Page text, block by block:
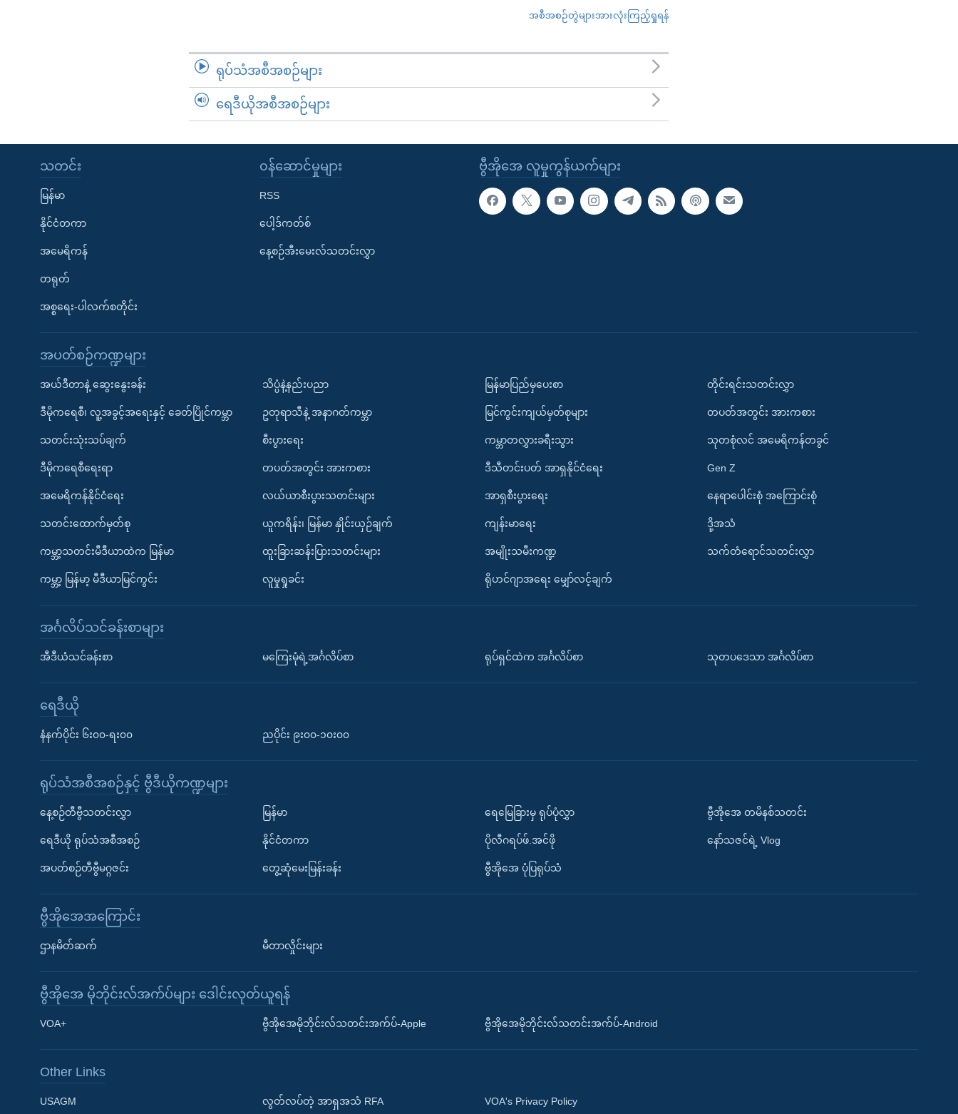
Learning English
အစီအစဉ်တွဲများအားလုံးကြည့်ရှုရန်
ရုပ်သံအစီအစဉ်များ
ရေဒီယိုအစီအစဉ်များ
ဗွီအိုအေ လူမှုကွန်ယက်များ
သတင်း
မြန်မာ
နိုင်ငံတကာ
အမေရိကန်
တရုတ်
အစ္စရေး-ပါလက်စတိုင်း
၀န်ဆောင်မှုများ
RSS
ပေါ့ဒ်ကတ်စ်
နေ့စဉ်အီးမေးလ်သတင်းလွှာ
အပတ်စဉ်ကဏ္ဍများ
အယ်ဒီတာနဲ့ ဆွေးနွေးခန်း
ဒီမိုကရေစီ၊ လူ့အခွင့်အရေးနှင့် ခေတ်ပြိုင်ကမ္ဘာ
သတင်းသုံးသပ်ချက်
ဒီမိုကရေစီရေးရာ
အမေရိကန်နိုင်ငံရေး
သတင်းထောက်မှတ်စု
ကမ္ဘာ့သတင်းမီဒီယာထဲက မြန်မာ
ကမ္ဘာ့ မြန်မာ့ မီဒီယာမြင်ကွင်း
သိပ္ပံနဲ့နည်းပညာ
ဥတုရာသီနဲ့ အနာဂတ်ကမ္ဘာ
စီးပွားရေး
တပတ်အတွင်း အားကစား
လယ်ယာစီးပွားသတင်းများ
ယူကရိန်း၊ မြန်မာ နှိုင်းယှဉ်ချက်
ထူးခြားဆန်းပြားသတင်းများ
လူမှုရှုခင်း
မြန်မာပြည်မှပေးစာ
မြင်ကွင်းကျယ်မှတ်စုများ
ကမ္ဘာတလွှားခရီးသွား
ဒီသီတင်းပတ် အာရှနိုင်ငံရေး
အာရှစီးပွားရေး
ကျန်းမာရေး
အမျိုးသမီးကဏ္ဍ
ရိုဟင်ဂျာအရေး မျှော်လင့်ချက်
တိုင်းရင်းသတင်းလွှာ
တပတ်အတွင်း အားကစား
သုတစုံလင် အမေရိကန်တခွင်
Gen Z
နေရာပေါင်းစုံ အကြောင်းစုံ
ဒို့အသံ
သက်တံရောင်သတင်းလွှာ
အင်္ဂလိပ်သင်ခန်းစာများ
အီဒီယံသင်ခန်းစာ မကြေးမုံရဲ့အင်္ဂလိပ်စာ ရုပ်ရှင်ထဲက အင်္ဂလိပ်စာ သုတပဒေသာ အင်္ဂလိပ်စာ
ရေဒီယို
နံနက်ပိုင်း ၆း၀၀-ရး၀၀ ညပိုင်း ၉း၀၀-၁၀း၀၀
ရုပ်သံအစီအစဉ်နှင့် ဗွီဒီယိုကဏ္ဍများ
နေ့စဉ်တီဗွီသတင်းလွှာ
ရေဒီယို ရုပ်သံအစီအစဉ်
အပတ်စဉ်တီဗွီမဂ္ဂဇင်း
မြန်မာ
နိုင်ငံတကာ
တွေ့ဆုံမေးမြန်းခန်း
ရေမြေခြားမှ ရုပ်ပုံလွှာ
ပိုလီဂရပ်ဖ်.အင်ဖို
ဗွီအိုအေ ပုံပြရုပ်သံ
ဗွီအိုအေ တမိနစ်သတင်း
နော်သဇင်ရဲ့ Vlog
ဗွီအိုအေအကြောင်း
ဌာနမိတ်ဆက် မီတာလှိုင်းများ
ဗွီအိုအေ မိုဘိုင်းလ်အက်ပ်များ ဒေါင်းလုတ်ယူရန်
VOA+ ဗွီအိုအေမိုဘိုင်းလ်သတင်းအက်ပ်-Apple ဗွီအိုအေမိုဘိုင်းလ်သတင်းအက်ပ်-Android
Other Links
USAGM လွတ်လပ်တဲ့ အာရှအသံ RFA VOA's Privacy Policy